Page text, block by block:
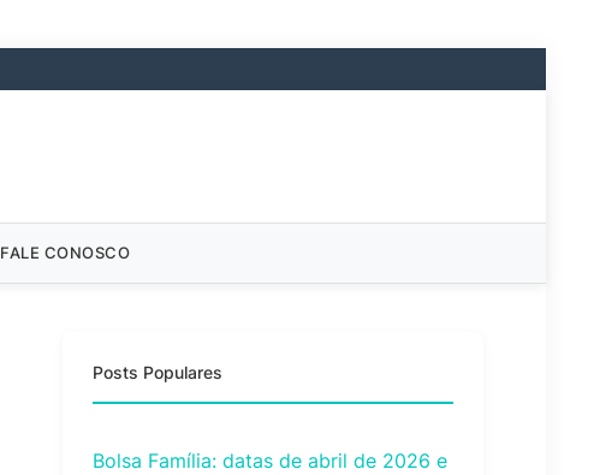
FALE CONOSCO
Posts Populares
Bolsa Família: datas de abril de 2026 e